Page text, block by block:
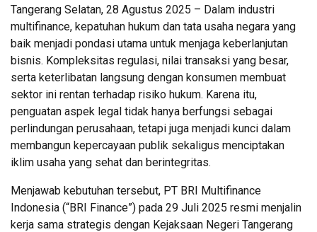
Tangerang Selatan, 28 Agustus 2025 – Dalam industri
multifinance, kepatuhan hukum dan tata usaha negara yang
baik menjadi pondasi utama untuk menjaga keberlanjutan
bisnis. Kompleksitas regulasi, nilai transaksi yang besar,
serta keterlibatan langsung dengan konsumen membuat
sektor ini rentan terhadap risiko hukum. Karena itu,
penguatan aspek legal tidak hanya berfungsi sebagai
perlindungan perusahaan, tetapi juga menjadi kunci dalam
membangun kepercayaan publik sekaligus menciptakan
iklim usaha yang sehat dan berintegritas.
Menjawab kebutuhan tersebut, PT BRI Multifinance
Indonesia (“BRI Finance”) pada 29 Juli 2025 resmi menjalin
kerja sama strategis dengan Kejaksaan Negeri Tangerang